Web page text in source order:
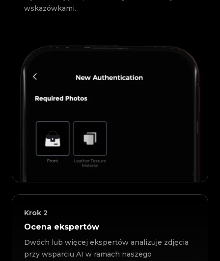
wskazówkami.
Krok 2
Ocena ekspertów
Dwóch lub więcej ekspertów analizuje zdjęcia
przy wsparciu AI w ramach naszego